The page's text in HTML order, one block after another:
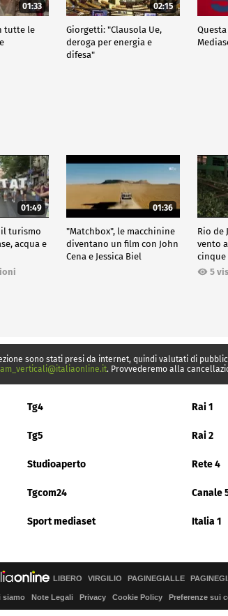
01:33
tutte le
02:15
Giorgetti: "Clausola Ue,
deroga per energia e
difesa"
01:49
turismo
acqua e
01:36
"Matchbox", le macchinine
diventano un film con John
Cena e Jessica Biel
Rio de
vento
cinque
5
sono stati presi da internet, quindi valutati di
. Provvederemo alla
Tg4 Rai 1
Tg5 Rai 2
Studioaperto Rete 4
Tgcom24 Canale
Sport mediaset Italia 1
LIBERO VIRGILIO PAGINEGIALLE
siamo Note Legali Privacy Cookie Policy Preferenze sui